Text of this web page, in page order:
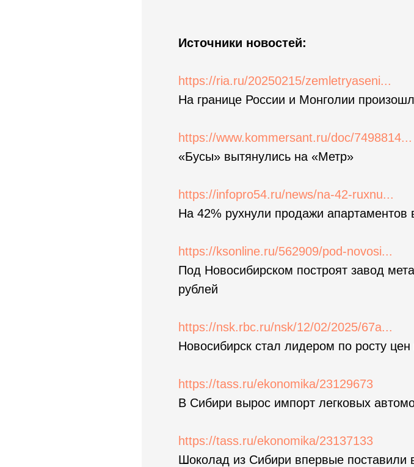
Источники новостей:
https://ria.ru/20250215/zemletryaseni...
На границе России и Монголии
https://www.kommersant.ru/doc/7498814...
«Бусы» вытянулись на «Метр»
https://infopro54.ru/news/na-42-ruxnu...
На 42% рухнули продажи апартаментов
https://ksonline.ru/562909/pod-novosi...
Под Новосибирском построят завод
рублей
https://nsk.rbc.ru/nsk/12/02/2025/67a...
Новосибирск стал лидером по росту
https://tass.ru/ekonomika/23129673
В Сибири вырос импорт легковых
https://tass.ru/ekonomika/23137133
Шоколад из Сибири впервые поставили